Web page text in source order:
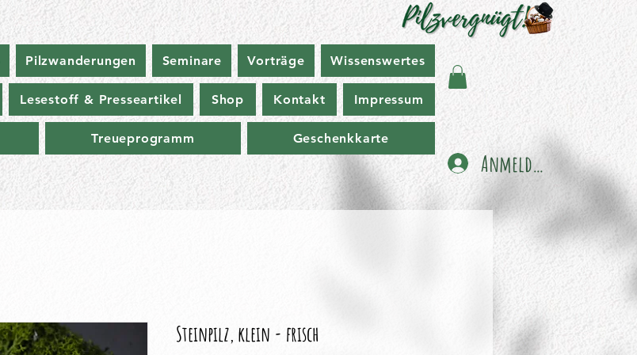
Pilzwanderungen Seminare Vorträge Wissenswertes
Lesestoff & Presseartikel Shop Kontakt Impressum
Treueprogramm Geschenkkarte
Anmelden
Steinpilz, klein - frisch